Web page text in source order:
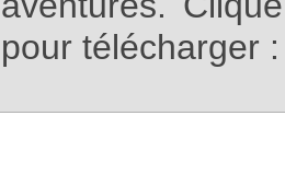
pour télécharger :